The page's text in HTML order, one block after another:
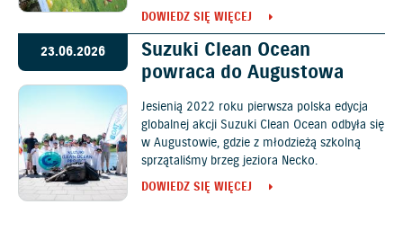
DOWIEDZ SIĘ WIĘCEJ
23.06.2026
Suzuki Clean Ocean
powraca do Augustowa
Jesienią 2022 roku pierwsza polska edycja
globalnej akcji Suzuki Clean Ocean odbyła się
w Augustowie, gdzie z młodzieżą szkolną
sprzątaliśmy brzeg jeziora Necko.
DOWIEDZ SIĘ WIĘCEJ